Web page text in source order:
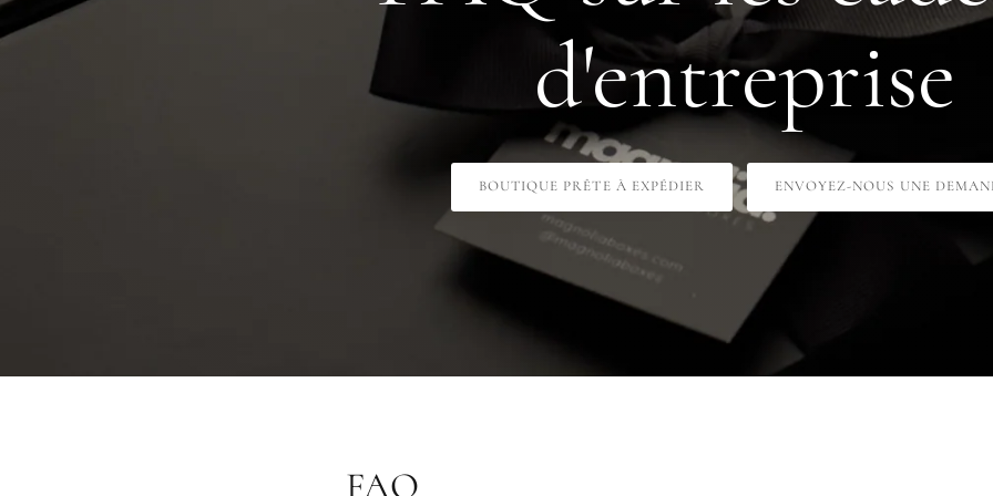
d'entreprise
BOUTIQUE PRÊTE À EXPÉDIER ENVOYEZ-NOUS UNE
FAQ